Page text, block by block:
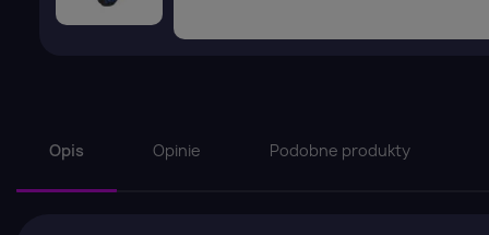
Opis Opinie Podobne produkty